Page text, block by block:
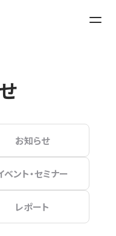
お知らせ
ベント・セミナー
レポート